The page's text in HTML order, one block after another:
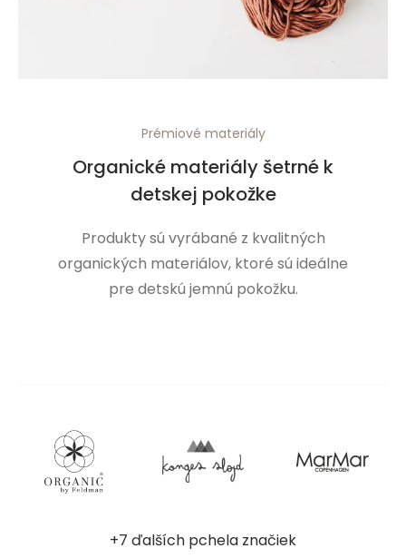
Prémiové materiály
Organické materiály šetrné k
detskej pokožke
Produkty sú vyrábané z kvalitných
organických materiálov, ktoré sú ideálne
pre detskú jemnú pokožku.
+7 ďalších pchela značiek